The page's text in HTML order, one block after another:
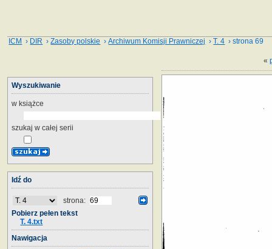
ICM › DIR ›Zasoby polskie ›Archiwum Komisji Prawniczej ›T. 4 › strona 69
«
Wyszukiwanie
w książce
szukaj w całej serii
Idź do
strona:
Pobierz pełen tekst
T. 4.txt
Nawigacja